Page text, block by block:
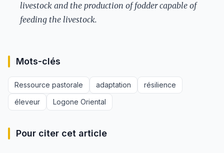
livestock and the production of fodder capable of
feeding the livestock.
Mots-clés
Ressource pastorale adaptation
résilience
éleveur
Logone Oriental
Pour citer cet article